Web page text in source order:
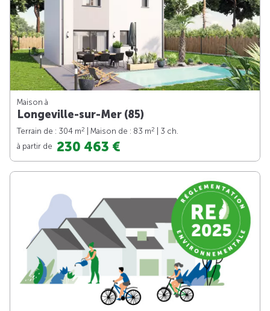
Maison à
Longeville-sur-Mer (85)
Terrain de : 304 m2 | Maison de : 83 m2
| 3 ch.
à partir de 230 463 €